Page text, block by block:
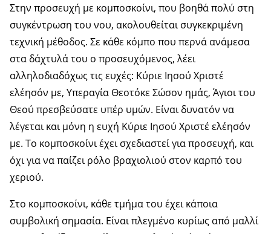
Στην προσευχή με κομποσκοίνι, που βοηθά πολύ στη
συγκέντρωση του νου, ακολουθείται συγκεκριμένη
τεχνική μέθοδος. Σε κάθε κόμπο που περνά ανάμεσα
στα δάχτυλά του ο προσευχόμενος, λέει
αλληλοδιαδόχως τις ευχές: Κύριε Ιησού Χριστέ
ελέησόν με, Υπεραγία Θεοτόκε Σώσον ημάς, Άγιοι του
Θεού πρεσβεύσατε υπέρ υμών. Είναι δυνατόν να
λέγεται και μόνη η ευχή Κύριε Ιησού Χριστέ ελέησόν
με. Το κομποσκοίνι έχει σχεδιαστεί για προσευχή, και
όχι για να παίζει ρόλο βραχιολιού στον καρπό του
χεριού.
Στο κομποσκοίνι, κάθε τμήμα του έχει κάποια
συμβολική σημασία. Είναι πλεγμένο κυρίως από μαλλί